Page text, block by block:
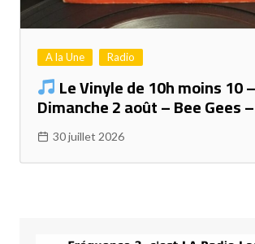
A la Une Radio
Le Vinyle de 10h moins 10 –
Dimanche 2 août – Bee Gees
30 juillet 2026